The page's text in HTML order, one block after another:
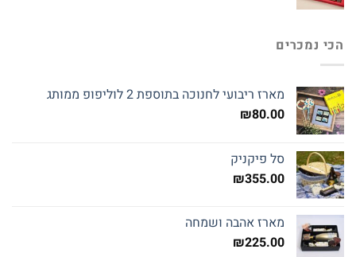
הכי נמכרים
מארז ריבועי לחנוכה בתוספת 2 לוליפופ ממותג
₪80.00
סל פיקניק
₪355.00
מארז אהבה ושמחה
₪225.00